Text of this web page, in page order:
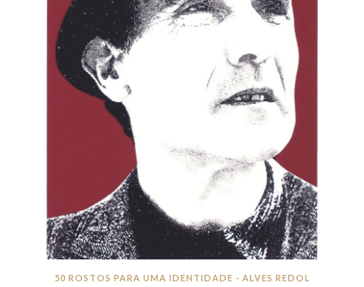
50 ROSTOS PARA UMA IDENTIDADE - ALVES REDOL